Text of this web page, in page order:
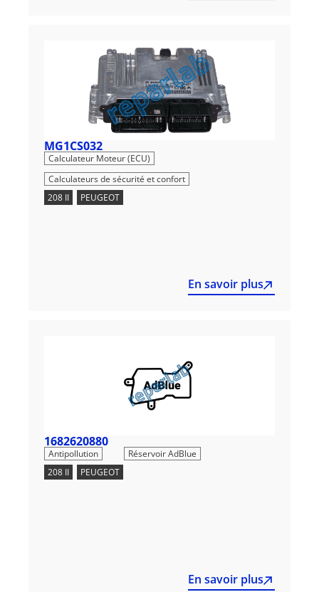
MG1CS032
Calculateur Moteur (ECU)
Calculateurs de sécurité et confort
208 II
PEUGEOT
En savoir plus
1682620880
Antipollution
Réservoir AdBlue
208 II
PEUGEOT
En savoir plus